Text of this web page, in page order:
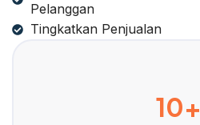
Pelanggan
Tingkatkan Penjualan
10+